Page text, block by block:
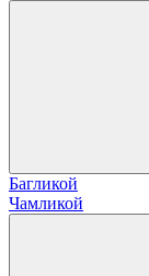
Багликой
Чамликой